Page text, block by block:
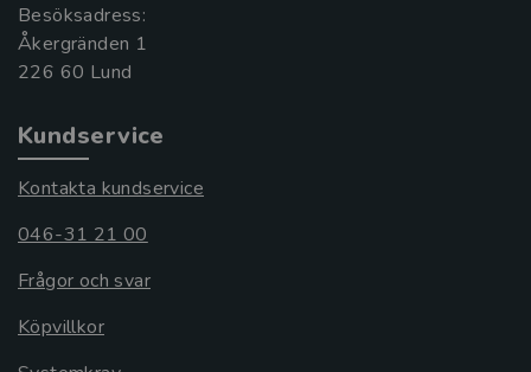
Besöksadress:
Åkergränden 1
Kundservice
Kontakta kundservice
046-31 21 00
Frågor och svar
Köpvillkor